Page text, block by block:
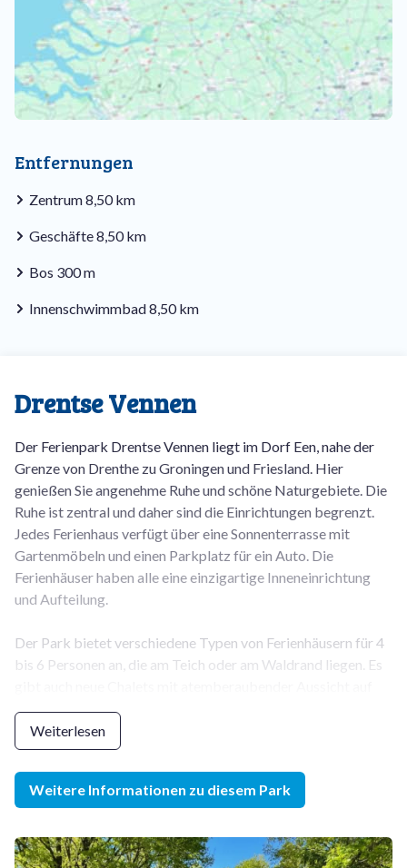
Entfernungen
Zentrum 8,50 km
Geschäfte 8,50 km
Bos 300 m
Innenschwimmbad 8,50 km
Drentse Vennen
Der Ferienpark Drentse Vennen liegt im Dorf Een, nahe der
Grenze von Drenthe zu Groningen und Friesland. Hier
genießen Sie angenehme Ruhe und schöne Naturgebiete. Die
Ruhe ist zentral und daher sind die Einrichtungen begrenzt.
Jedes Ferienhaus verfügt über eine Sonnenterrasse mit
Gartenmöbeln und einen Parkplatz für ein Auto. Die
Ferienhäuser haben alle eine einzigartige Inneneinrichtung
und Aufteilung.
Der Park bietet verschiedene Typen von Ferienhäusern für 4
bis 6 Personen an, die am Teich oder am Waldrand liegen. Es
die Heidelandschaft. Mit dem Fahrrad sind die gemütlichen
Dörfer Norg und Roden zu erreichen, wo Sie nette Geschäfte
und Restaurants finden.
DerFerienpark Drentse Vennen in Eenist das ideale
Eingebettet in die wunderschöne Drenther Landschaft –
umgeben von ausgedehnten Wäldern, Heideflächen und
Weiterlesen
Weitere Informationen zu diesem Park